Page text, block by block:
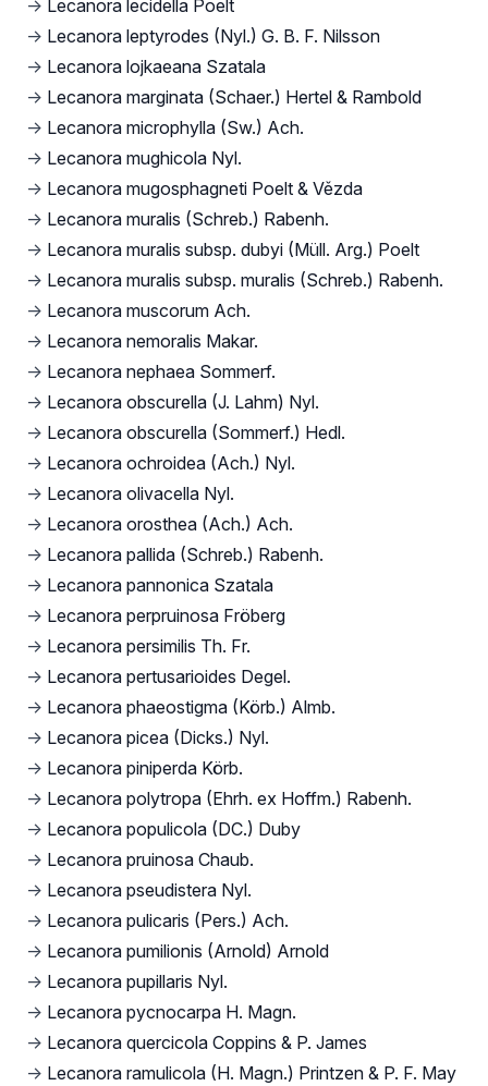
→ Lecanora lecidella Poelt
→ Lecanora leptyrodes (Nyl.) G. B. F. Nilsson
→ Lecanora lojkaeana Szatala
→ Lecanora marginata (Schaer.) Hertel & Rambold
→ Lecanora microphylla (Sw.) Ach.
→ Lecanora mughicola Nyl.
→ Lecanora mugosphagneti Poelt & Vězda
→ Lecanora muralis (Schreb.) Rabenh.
→ Lecanora muralis subsp. dubyi (Müll. Arg.) Poelt
→ Lecanora muralis subsp. muralis (Schreb.) Rabenh.
→ Lecanora muscorum Ach.
→ Lecanora nemoralis Makar.
→ Lecanora nephaea Sommerf.
→ Lecanora obscurella (J. Lahm) Nyl.
→ Lecanora obscurella (Sommerf.) Hedl.
→ Lecanora ochroidea (Ach.) Nyl.
→ Lecanora olivacella Nyl.
→ Lecanora orosthea (Ach.) Ach.
→ Lecanora pallida (Schreb.) Rabenh.
→ Lecanora pannonica Szatala
→ Lecanora perpruinosa Fröberg
→ Lecanora persimilis Th. Fr.
→ Lecanora pertusarioides Degel.
→ Lecanora phaeostigma (Körb.) Almb.
→ Lecanora picea (Dicks.) Nyl.
→ Lecanora piniperda Körb.
→ Lecanora polytropa (Ehrh. ex Hoffm.) Rabenh.
→ Lecanora populicola (DC.) Duby
→ Lecanora pruinosa Chaub.
→ Lecanora pseudistera Nyl.
→ Lecanora pulicaris (Pers.) Ach.
→ Lecanora pumilionis (Arnold) Arnold
→ Lecanora pupillaris Nyl.
→ Lecanora pycnocarpa H. Magn.
→ Lecanora quercicola Coppins & P. James
→ Lecanora ramulicola (H. Magn.) Printzen & P. F. May